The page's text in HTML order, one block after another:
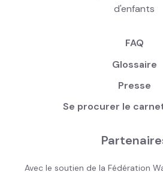
d'enfants
FAQ
Glossaire
Presse
Se procurer le
Avec le soutien de la Fédération